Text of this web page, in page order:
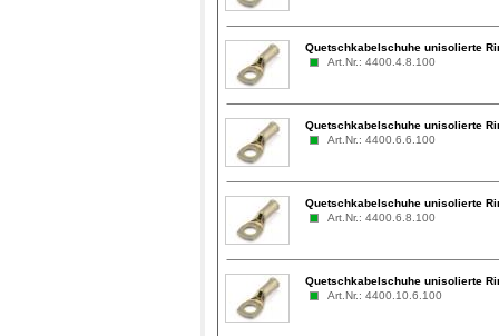
Quetschkabelschuhe unisolierte
Art.Nr.: 4400.4.8.100
Quetschkabelschuhe unisolierte
Art.Nr.: 4400.6.6.100
Quetschkabelschuhe unisolierte
Art.Nr.: 4400.6.8.100
Quetschkabelschuhe unisolierte
Art.Nr.: 4400.10.6.100